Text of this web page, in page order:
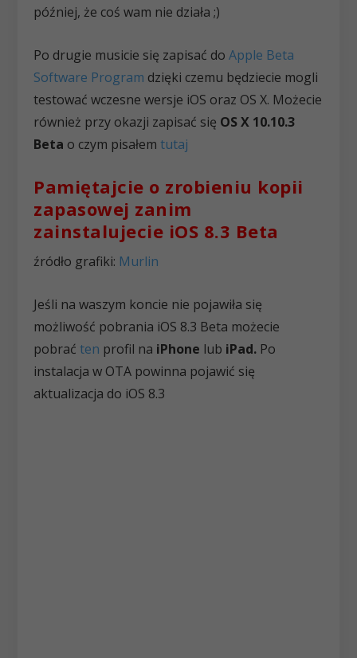
później, że coś wam nie działa ;)
Po drugie musicie się zapisać doApple Beta
Software Program dzięki czemu będziecie mogli
testować wczesne wersje iOS oraz OS X. Możecie
również przy okazji zapisać się OS X 10.10.3
Beta o czym pisałem tutaj
Pamiętajcie o zrobieniu kopii
zapasowej zanim
zainstalujecie iOS 8.3 Beta
źródło grafiki: Murlin
Jeśli na waszym koncie nie pojawiła się
możliwość pobrania iOS 8.3 Beta możecie
pobrać ten profil na iPhone lub iPad. Po
instalacja w OTA powinna pojawić się
aktualizacja do iOS 8.3